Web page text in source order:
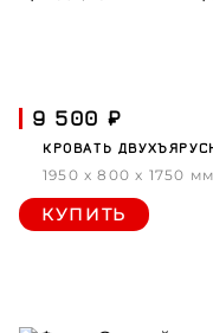
9 500 ₽
КРОВАТЬ
1950 x 800 x 1750 мм
КУПИТЬ